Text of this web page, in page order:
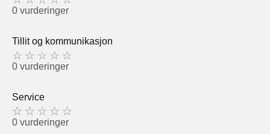
0 vurderinger
Tillit og kommunikasjon
0 vurderinger
Service
0 vurderinger